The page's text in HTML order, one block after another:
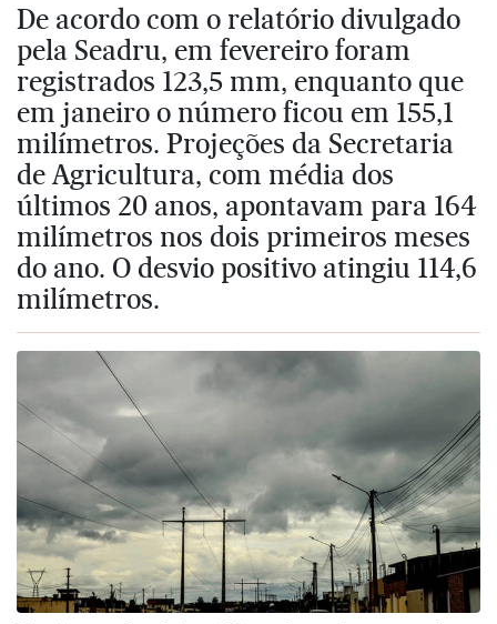
De acordo com o relatório divulgado
pela Seadru, em fevereiro foram
registrados 123,5 mm, enquanto que
em janeiro o número ficou em 155,1
milímetros. Projeções da Secretaria
de Agricultura, com média dos
últimos 20 anos, apontavam para 164
milímetros nos dois primeiros meses
do ano. O desvio positivo atingiu 114,6
milímetros.